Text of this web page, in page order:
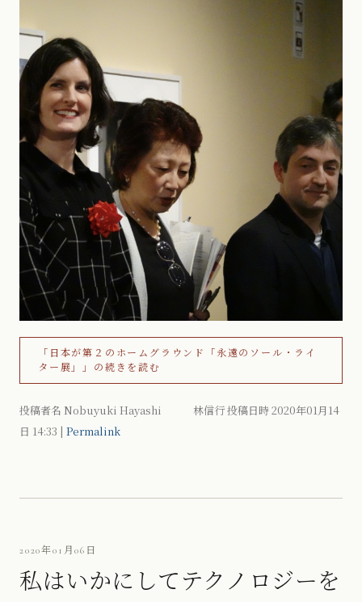
「日本が第２のホームグラウンド「永遠のソール・ライ
ター展」」の続きを読む
投稿者名 Nobuyuki Hayashi 林信行 投稿日時 2020年01月14
日 14:33 | Permalink
2020年01月06日
私はいかにしてテクノロジーを